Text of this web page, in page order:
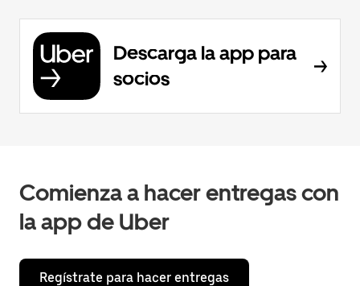
Descarga la app para
socios
Comienza a hacer entregas con
la app de Uber
Regístrate para hacer entregas